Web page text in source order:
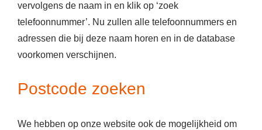
vervolgens de naam in en klik op ‘zoek
telefoonnummer’. Nu zullen alle telefoonnummers en
adressen die bij deze naam horen en in de database
voorkomen verschijnen.
Postcode zoeken
We hebben op onze website ook de mogelijkheid om